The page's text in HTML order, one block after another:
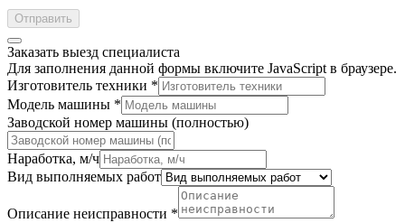
Отправить
Заказать выезд специалиста
Для заполнения данной формы включите JavaScript в браузере.
Изготовитель техники *
Модель машины *
Заводской номер машины (полностью)
Наработка, м/ч
Вид выполняемых работ
Описание неисправности *